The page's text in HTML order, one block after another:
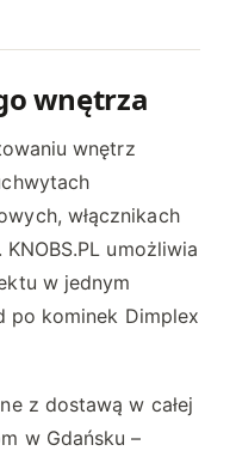
wnętrza
wnętrz
włącznikach
umożliwia
w jednym
po kominek Dimplex
z dostawą w całej
w Gdańsku –